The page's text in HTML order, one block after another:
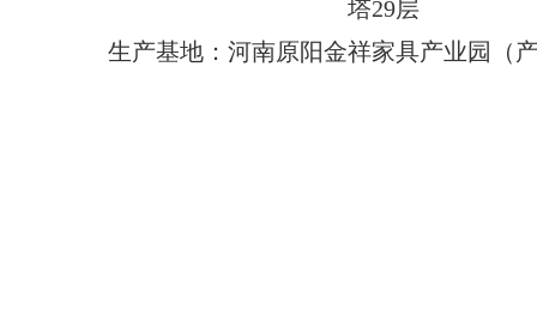
塔29层
生产基地：河南原阳金祥家具产业园（